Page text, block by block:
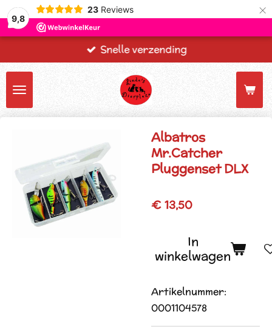
9,8
23 Reviews ×
Snelle verzending
Albatros
Mr.Catcher
Pluggenset DLX
€ 13,50
In
winkelwagen
Artikelnummer:
0001104578